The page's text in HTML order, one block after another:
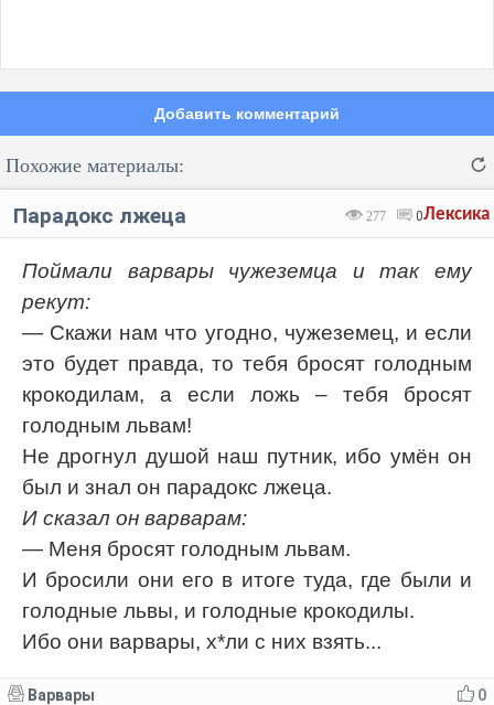
Добавить комментарий
Код:
Похожие материалы:
Лексика
277 0
Парадокс лжеца
Поймали варвары чужеземца и так ему
рекут:
— Скажи нам что угодно, чужеземец, и если
это будет правда, то тебя бросят голодным
крокодилам, а если ложь – тебя бросят
голодным львам!
Не дрогнул душой наш путник, ибо умён он
был и знал он парадокс лжеца.
И сказал он варварам:
— Меня бросят голодным львам.
И бросили они его в итоге туда, где были и
голодные львы, и голодные крокодилы.
Ибо они варвары, х*ли с них взять...
0
Варвары